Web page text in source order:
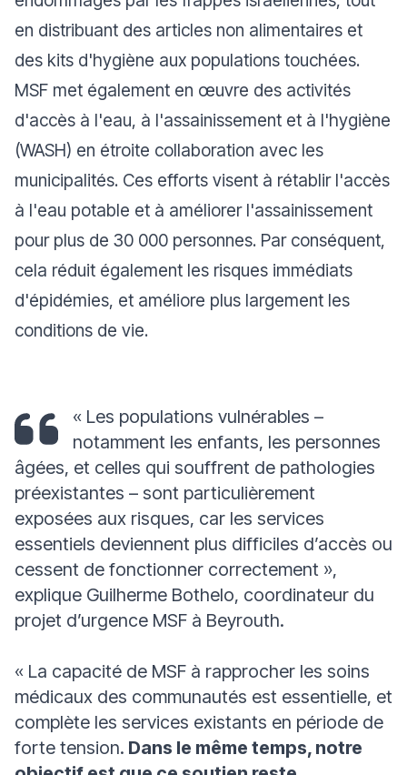
en distribuant des articles non alimentaires et
des kits d'hygiène aux populations touchées.
MSF met également en œuvre des activités
d'accès à l'eau, à l'assainissement et à l'hygiène
(WASH) en étroite collaboration avec les
municipalités. Ces efforts visent à rétablir l'accès
à l'eau potable et à améliorer l'assainissement
pour plus de 30 000 personnes. Par conséquent,
cela réduit également les risques immédiats
d'épidémies, et améliore plus largement les
conditions de vie.
« Les populations vulnérables –
notamment les enfants, les personnes
âgées, et celles qui souffrent de pathologies
préexistantes – sont particulièrement
exposées aux risques, car les services
essentiels deviennent plus difficiles d’accès ou
cessent de fonctionner correctement »,
explique Guilherme Bothelo, coordinateur du
projet d’urgence MSF à Beyrouth.
« La capacité de MSF à rapprocher les soins
médicaux des communautés est essentielle, et
complète les services existants en période de
forte tension. Dans le même temps, notre